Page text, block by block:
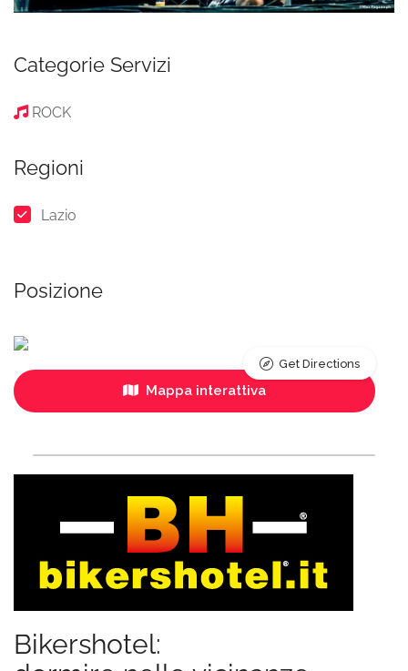
Categorie Servizi
ROCK
Regioni
Lazio
Posizione
Mappa interattiva
Get Directions
Bikershotel: